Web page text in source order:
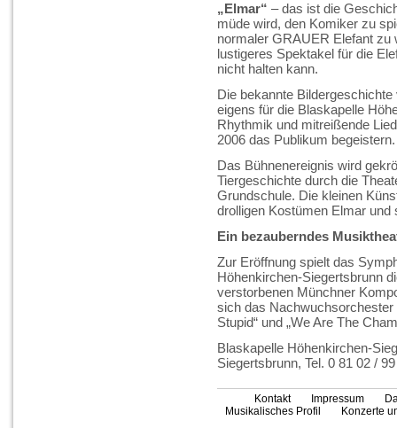
„Elmar“ – das ist die
müde wird, den Komiker zu
normaler GRAUER Elefant zu
lustigeres Spektakel für die
nicht halten kann.
Die bekannte
eigens für die Blaskapelle
Rhythmik und mitreißende
2006 das Publikum begeistern.
Das Bühnenereignis wird
Tiergeschichte durch die
Grundschule. Die kleinen
drolligen Kostümen Elmar und
Ein bezauberndes
Zur Eröffnung spielt das
Höhenkirchen-Siegertsbrunn
verstorbenen Münchner
sich das Nachwuchsorchester
Stupid“ und „We Are The
Blaskapelle Höhenkirchen-
Siegertsbrunn, Tel. 0 81 02 /
Kontakt Impressum
Musikalisches Profil
Konzerte